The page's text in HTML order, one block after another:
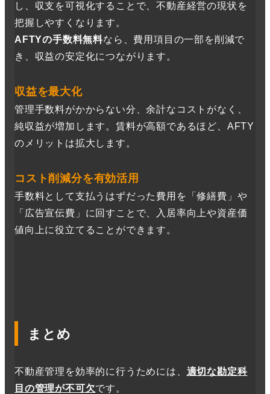
し、収支を可視化することで、不動産経営の現状を
把握しやすくなります。
AFTYの手数料無料なら、費用項目の一部を削減で
き、収益の安定化につながります。
収益を最大化
管理手数料がかからない分、余計なコストがなく、
純収益が増加します。賃料が高額であるほど、AFTY
のメリットは拡大します。
コスト削減分を有効活用
手数料として支払うはずだった費用を「修繕費」や
「広告宣伝費」に回すことで、入居率向上や資産価
値向上に役立てることができます。
まとめ
不動産管理を効率的に行うためには、 適切な勘定科
目の管理が不可欠です。